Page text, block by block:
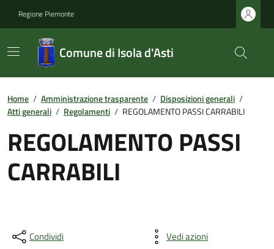
Regione Piemonte
Comune di Isola d'Asti
Home / Amministrazione trasparente / Disposizioni generali /
Atti generali / Regolamenti / REGOLAMENTO PASSI CARRABILI
REGOLAMENTO PASSI
CARRABILI
Condividi Vedi azioni